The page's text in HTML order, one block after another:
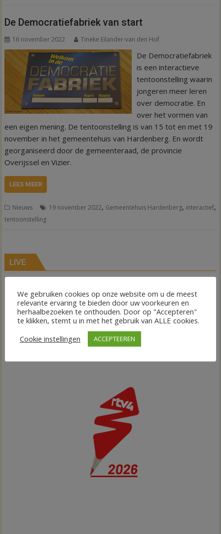
De Democratiefabriek van start
16 november 2022 Tineke Eilander-van den Hof
De Democratiefabriek
is een interactieve
tentoonstelling waarin
jongeren meer leren
over democratie. En
over het vormen van
een eigen mening. De tentoonstelling is van 15 tot en met 19
november in het gemeentehuis van Hardenberg. En wordt
georganiseerd door de gemeenteraad, de provincie
Overijssel en Vizier.
LEES MEER
Nieuws 19 november 2022, Gemeentehuis Hardenberg, interactief,
tentoonstelling
LIVE
We gebruiken cookies op onze website om u de meest
relevante ervaring te bieden door uw voorkeuren en
herhaalbezoeken te onthouden. Door op "Accepteren"
te klikken, stemt u in met het gebruik van ALLE cookies.
Cookie instellingen
ACCEPTEEREN